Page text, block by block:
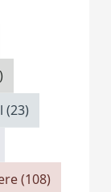
(23)
(108)